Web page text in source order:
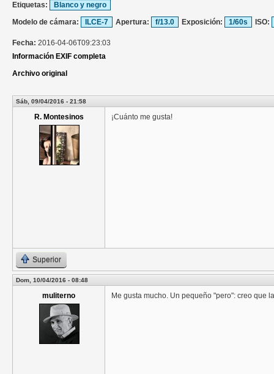
Etiquetas:
Blanco y negro
Modelo de cámara:
ILCE-7 Apertura: f/13.0 Exposición: 1/60s ISO:
Fecha: 2016-04-06T09:23:03
Información EXIF completa
Archivo original
Sáb, 09/04/2016 - 21:58
R. Montesinos ¡Cuánto me gusta!
Superior
Dom, 10/04/2016 - 08:48
muliterno Me gusta mucho. Un pequeño "pero": creo que